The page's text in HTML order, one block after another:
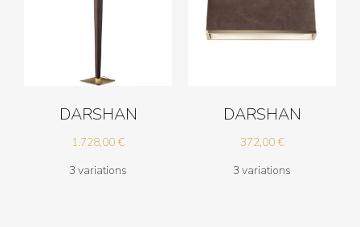
DARSHAN
1.728,00€
3 variations
DARSHAN
372,00€
3 variations